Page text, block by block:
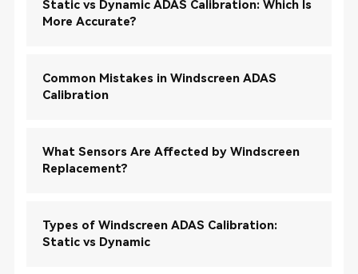
Static vs Dynamic ADAS Calibration: Which Is
More Accurate?
Common Mistakes in Windscreen ADAS
Calibration
What Sensors Are Affected by Windscreen
Replacement?
Types of Windscreen ADAS Calibration:
Static vs Dynamic